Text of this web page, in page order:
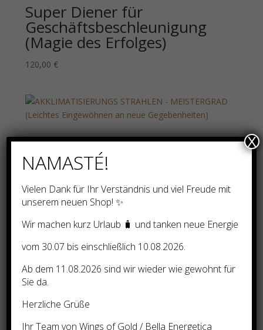
Super Diener für
Geschäftsbeschleunigung
(Magie des Erfolges)
120,00 €
AKKLIMATISIERUNGS
STRAHLEN – MEISTERGRAD
(Leichtes Eingewöhnen an
neue Gegebenheiten)
NAMASTÉ!
Vielen Dank für Ihr Verständnis und viel Freude mit
unserem neuen Shop! ✨
Wir machen kurz Urlaub 🧳 und tanken neue Energie
vom 30.07 bis einschließlich 10.08.2026.
Ab dem 11.08.2026 sind wir wieder wie gewohnt für
Sie da.
Herzliche Grüße
Ihr Team von Wings of Gold / Bella Energetica
X